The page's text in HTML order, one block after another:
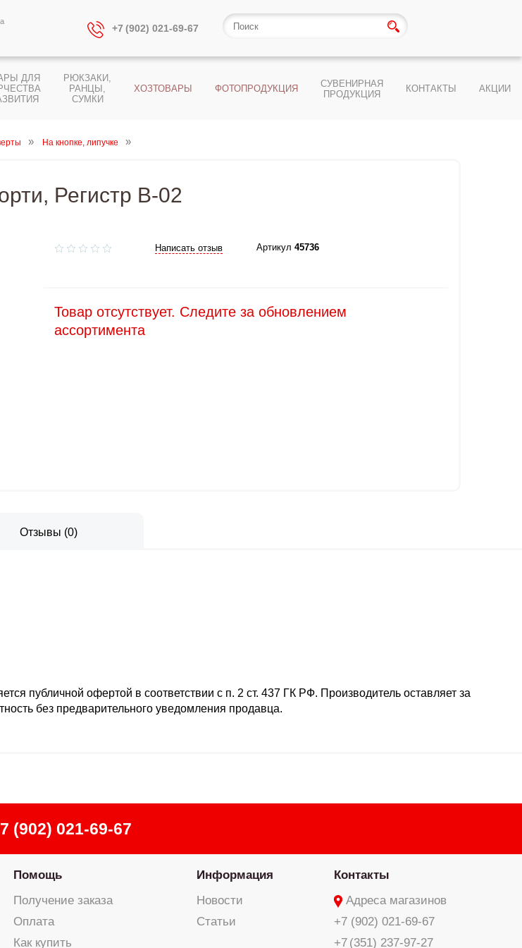
+7 (902) 021-69-67
ДЛЯ
РЮКЗАКИ,
РАНЦЫ,
СУМКИ
ХОЗТОВАРЫ ФОТОПРОДУКЦИЯ
СУВЕНИРНАЯ
ПРОДУКЦИЯ
КОНТАКТЫ АКЦИИ
На кнопке, липучке
Регистр B-02
Написать отзыв Артикул 45736
Товар отсутствует. Следите за обновлением
ассортимента
Отзывы (0)
публичной офертой в соответствии с п. 2 ст. 437 ГК РФ. Производитель оставляет за
без предварительного уведомления продавца.
(902) 021-69-67
Помощь
Получение заказа
Оплата
Как купить
Информация
Новости
Статьи
Контакты
Адреса магазинов
+7 (902) 021-69-67
+7 (351) 237-97-27